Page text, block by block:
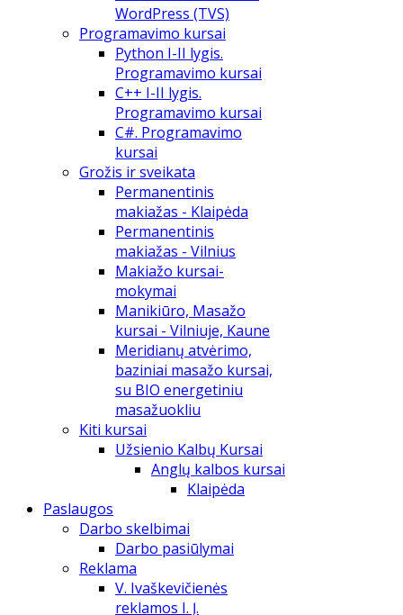
WordPress (TVS)
Programavimo kursai
Python I-II lygis.
Programavimo kursai
C++ I-II lygis.
Programavimo kursai
C#. Programavimo
kursai
Grožis ir sveikata
Permanentinis
makiažas - Klaipėda
Permanentinis
makiažas - Vilnius
Makiažo kursai-
mokymai
Manikiūro, Masažo
kursai - Vilniuje, Kaune
Meridianų atvėrimo,
baziniai masažo kursai,
su BIO energetiniu
masažuokliu
Kiti kursai
Užsienio Kalbų Kursai
Anglų kalbos kursai
Klaipėda
Paslaugos
Darbo skelbimai
Darbo pasiūlymai
Reklama
V. Ivaškevičienės
reklamos I. Į.